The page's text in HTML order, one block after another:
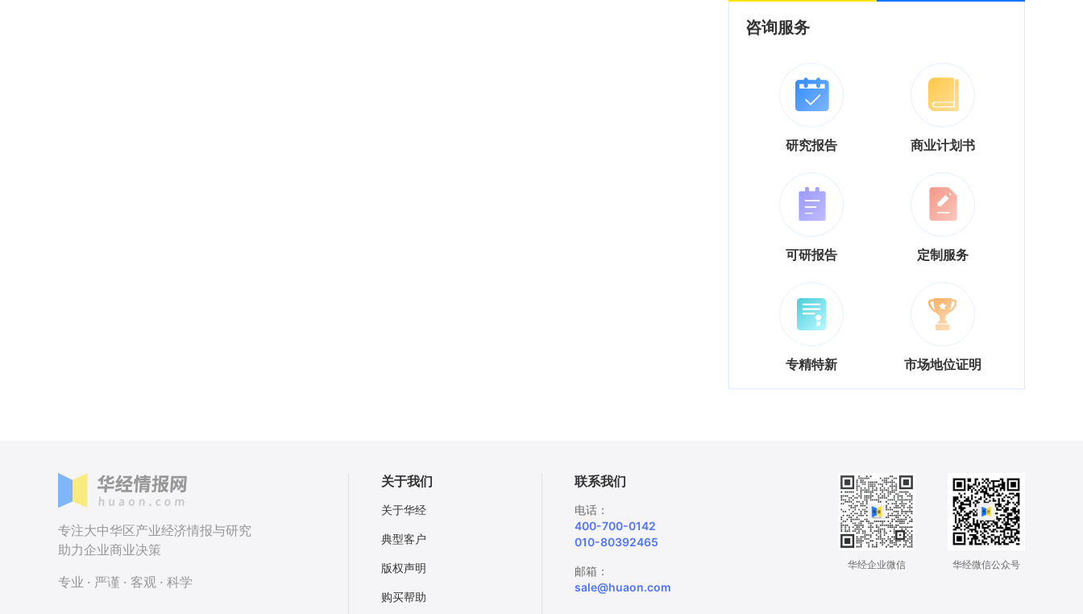
咨询服务
研究报告 商业计划书
可研报告 定制服务
专精特新 市场地位证明
专注大中华区产业经济情报与研究
助力企业商业决策
专业 · 严谨 · 客观 · 科学
关于我们
关于华经
典型客户
版权声明
购买帮助
联系我们
电话：
400-700-0142
010-80392465
邮箱：
sale@huaon.com
华经企业微信 华经微信公众号